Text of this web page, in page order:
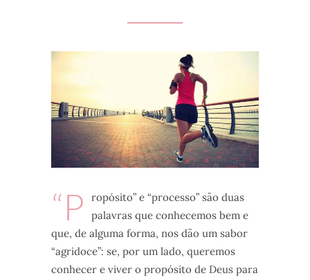
“P
ropósito” e “processo” são duas
palavras que conhecemos bem e
que, de alguma forma, nos dão um sabor
“agridoce”: se, por um lado, queremos
conhecer e viver o propósito de Deus para